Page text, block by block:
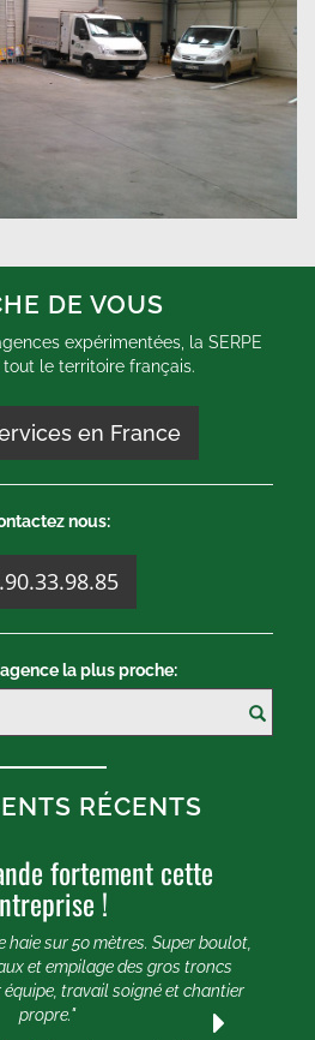
DE VOUS
expérimentées, la SERPE
le territoire français.
en France
nous:
la plus proche:
RÉCENTS
fortement cette
!
haie sur 50 mètres. Super boulot,
et empilage des gros troncs
équipe, travail soigné et chantier
propre."